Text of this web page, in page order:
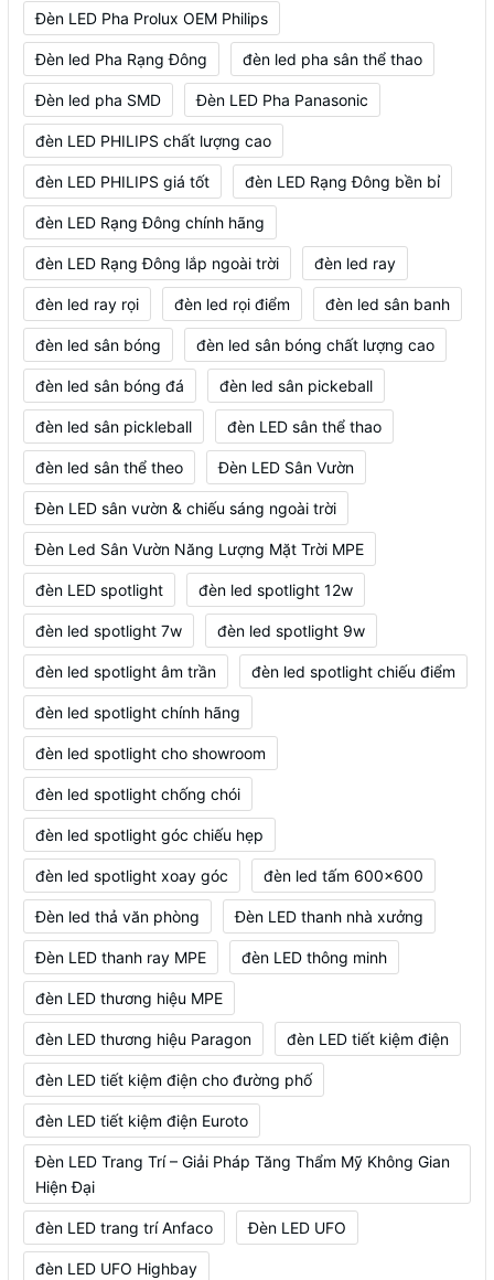
Đèn LED Pha Prolux OEM Philips
Đèn led Pha Rạng Đông đèn led pha sân thể thao
Đèn led pha SMD Đèn LED Pha Panasonic
đèn LED PHILIPS chất lượng cao
đèn LED PHILIPS giá tốt đèn LED Rạng Đông bền bỉ
đèn LED Rạng Đông chính hãng
đèn LED Rạng Đông lắp ngoài trời đèn led ray
đèn led ray rọi đèn led rọi điểm đèn led sân banh
đèn led sân bóng đèn led sân bóng chất lượng cao
đèn led sân bóng đá đèn led sân pickeball
đèn led sân pickleball đèn LED sân thể thao
đèn led sân thể theo Đèn LED Sân Vườn
Đèn LED sân vườn & chiếu sáng ngoài trời
Đèn Led Sân Vườn Năng Lượng Mặt Trời MPE
đèn LED spotlight đèn led spotlight 12w
đèn led spotlight 7w đèn led spotlight 9w
đèn led spotlight âm trần đèn led spotlight chiếu điểm
đèn led spotlight chính hãng
đèn led spotlight cho showroom
đèn led spotlight chống chói
đèn led spotlight góc chiếu hẹp
đèn led spotlight xoay góc đèn led tấm 600x600
Đèn led thả văn phòng Đèn LED thanh nhà xưởng
Đèn LED thanh ray MPE đèn LED thông minh
đèn LED thương hiệu MPE
đèn LED thương hiệu Paragon đèn LED tiết kiệm điện
đèn LED tiết kiệm điện cho đường phố
đèn LED tiết kiệm điện Euroto
Đèn LED Trang Trí – Giải Pháp Tăng Thẩm Mỹ Không Gian
Hiện Đại
đèn LED trang trí Anfaco Đèn LED UFO
đèn LED UFO Highbay